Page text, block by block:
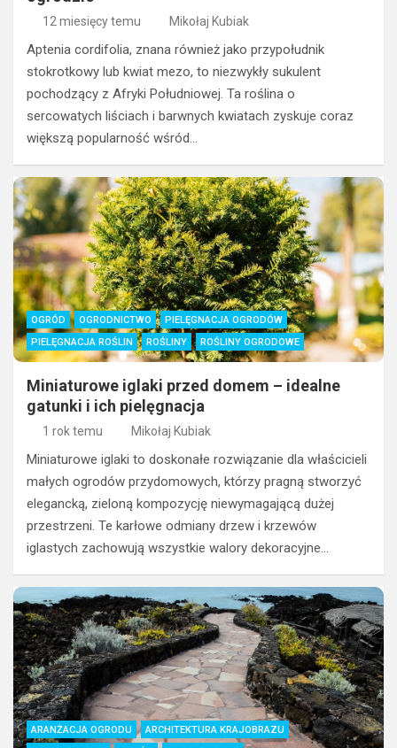
12 miesięcy temu Mikołaj Kubiak
Aptenia cordifolia, znana również jako przypołudnik
stokrotkowy lub kwiat mezo, to niezwykły sukulent
pochodzący z Afryki Południowej. Ta roślina o
sercowatych liściach i barwnych kwiatach zyskuje coraz
większą popularność wśród…
OGRÓD OGRODNICTWO
PIELĘGNACJA OGRODÓW
PIELĘGNACJA ROŚLIN
ROŚLINY ROŚLINY OGRODOWE
Miniaturowe iglaki przed domem – idealne
gatunki i ich pielęgnacja
1 rok temu Mikołaj Kubiak
Miniaturowe iglaki to doskonałe rozwiązanie dla właścicieli
małych ogrodów przydomowych, którzy pragną stworzyć
elegancką, zieloną kompozycję niewymagającą dużej
przestrzeni. Te karłowe odmiany drzew i krzewów
iglastych zachowują wszystkie walory dekoracyjne…
ARANŻACJA OGRODU
ARCHITEKTURA KRAJOBRAZU